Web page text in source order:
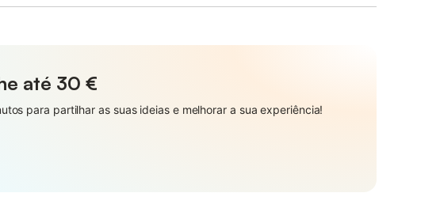
até 30 €
para partilhar as suas ideias e melhorar a sua experiência!